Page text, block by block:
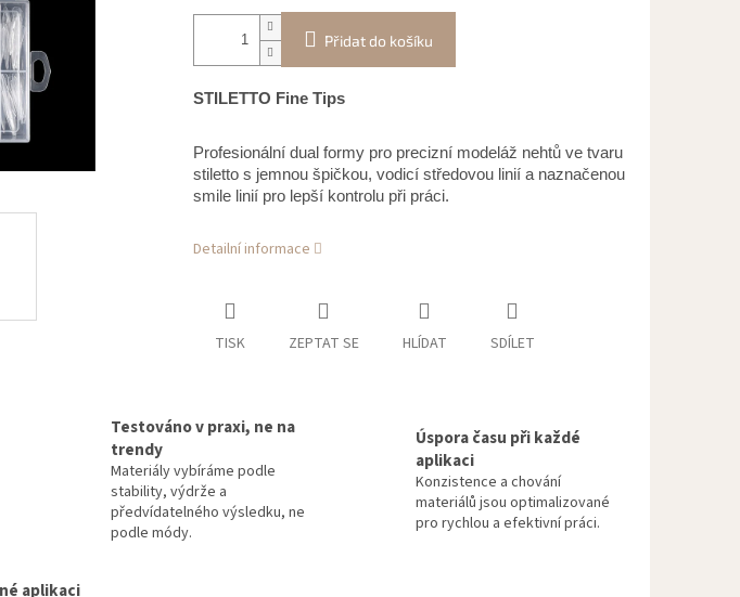
Přidat do košíku
STILETTO Fine Tips
Profesionální dual formy pro precizní modeláž nehtů ve tvaru
stiletto s jemnou špičkou, vodicí středovou linií a naznačenou
smile linií pro lepší kontrolu při práci.
Detailní informace
TISK ZEPTAT SE HLÍDAT SDÍLET
Testováno v praxi, ne na
trendy
Materiály vybíráme podle
stability, výdrže a
předvídatelného výsledku, ne
podle módy.
Úspora času při každé
aplikaci
Konzistence a chování
materiálů jsou optimalizované
pro rychlou a efektivní práci.
aplikaci